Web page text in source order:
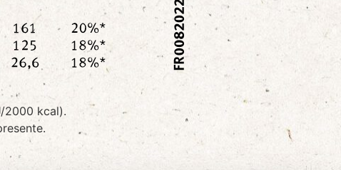
2000 kcal).